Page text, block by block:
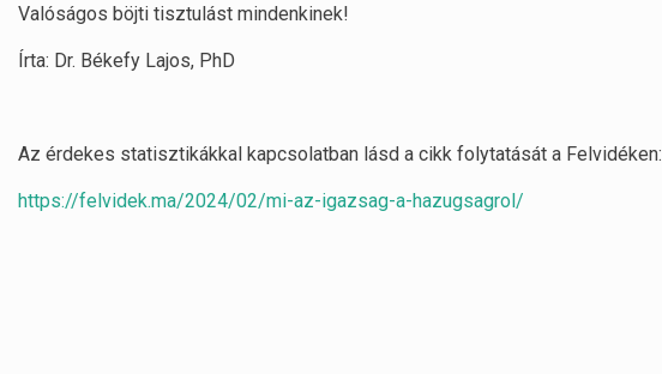
Valóságos böjti tisztulást mindenkinek!
Írta: Dr. Békefy Lajos, PhD
Az érdekes statisztikákkal kapcsolatban lásd a cikk folytatását a Felvidéken:
https://felvidek.ma/2024/02/mi-az-igazsag-a-hazugsagrol/